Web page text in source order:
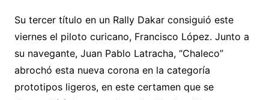
Su tercer título en un Rally Dakar consiguió este
viernes el piloto curicano, Francisco López. Junto a
su navegante, Juan Pablo Latracha, “Chaleco”
abrochó esta nueva corona en la categoría
prototipos ligeros, en este certamen que se